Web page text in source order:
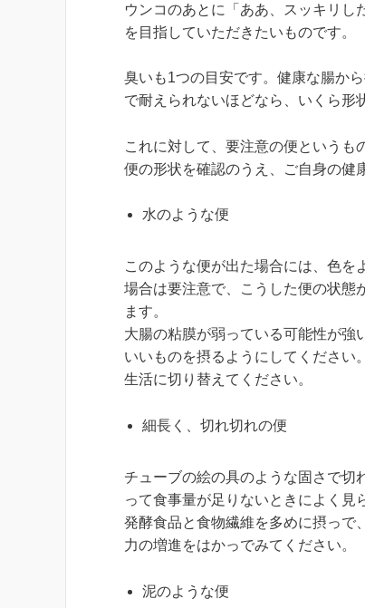
ウンコのあとに「ああ、スッキリし
を目指していただきたいものです。
臭いも1つの目安です。健康な腸か
で耐えられないほどなら、いくら形
これに対して、要注意の便というも
便の形状を確認のうえ、ご自身の健
水のような便
このような便が出た場合には、色を
場合は要注意で、こうした便の状態
ます。
大腸の粘膜が弱っている可能性が強
いいものを摂るようにしてください
生活に切り替えてください。
細長く、切れ切れの便
チューブの絵の具のような固さで切
って食事量が足りないときによく見
発酵食品と食物繊維を多めに摂っで
力の増進をはかっでみてください。
泥のような便